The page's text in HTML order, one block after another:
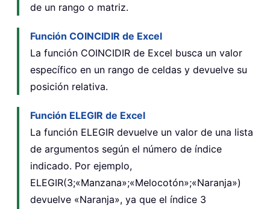
de un rango o matriz.
Función COINCIDIR de Excel
La función COINCIDIR de Excel busca un valor
específico en un rango de celdas y devuelve su
posición relativa.
Función ELEGIR de Excel
La función ELEGIR devuelve un valor de una lista
de argumentos según el número de índice
indicado. Por ejemplo,
ELEGIR(3;«Manzana»;«Melocotón»;«Naranja»)
devuelve «Naranja», ya que el índice 3